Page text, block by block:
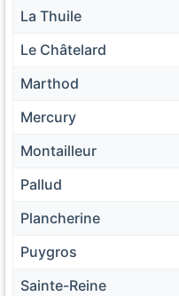
La Thuile
Le Châtelard
Marthod
Mercury
Montailleur
Pallud
Plancherine
Puygros
Sainte-Reine